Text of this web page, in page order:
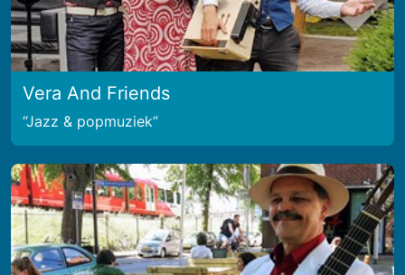
Vera And Friends
Jazz & popmuziek